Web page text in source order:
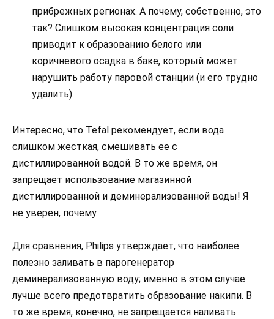
прибрежных регионах. А почему, собственно, это
так? Слишком высокая концентрация соли
приводит к образованию белого или
коричневого осадка в баке, который может
нарушить работу паровой станции (и его трудно
удалить).
Интересно, что Tefal рекомендует, если вода
слишком жесткая, смешивать ее с
дистиллированной водой. В то же время, он
запрещает использование магазинной
дистиллированной и деминерализованной воды! Я
не уверен, почему.
Для сравнения, Philips утверждает, что наиболее
полезно заливать в парогенератор
деминерализованную воду; именно в этом случае
лучше всего предотвратить образование накипи. В
то же время, конечно, не запрещается наливать